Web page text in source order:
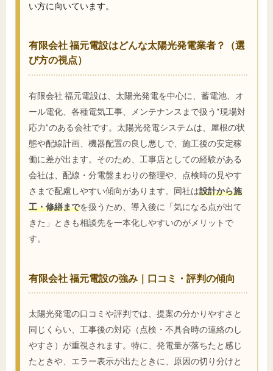
い方に向いています。
有限会社 福元電設はどんな太陽光発電業者？（選
び方の視点）
有限会社 福元電設は、太陽光発電を中心に、蓄電池、オ
ール電化、各種電気工事、メンテナンスまで扱う“現場対
応力”のある会社です。太陽光発電システムは、屋根の状
態や配線計画、機器配置の良し悪しで、施工後の安定稼
働に差が出ます。そのため、工事店としての経験がある
会社は、配線・分電盤まわりの整理や、点検時の見やす
さまで配慮しやすい傾向があります。同社は設計から施
工・修繕までを扱うため、導入後に「気になる点が出て
きた」ときも相談先を一本化しやすいのがメリットで
す。
有限会社 福元電設の強み｜口コミ・評判の傾向
太陽光発電の口コミや評判では、提案の分かりやすさと
同じくらい、工事後の対応（点検・不具合時の連絡のし
やすさ）が重視されます。特に、発電量が落ちたと感じ
たときや、エラー表示が出たときに、原因の切り分けと